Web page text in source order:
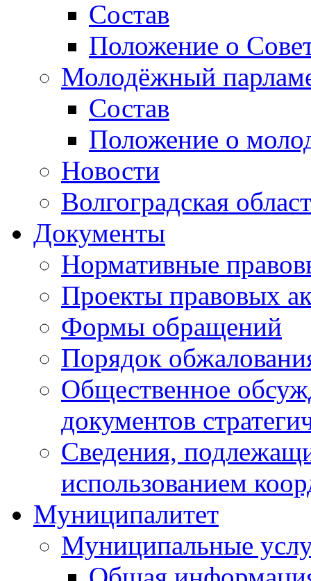
Состав
Положение о
Молодёжный
Состав
Положение о
Новости
Волгоградская
Документы
Нормативные
Проекты правовых
Формы обращений
Порядок
Общественное
документов
Сведения,
использованием
Муниципалитет
Муниципальные